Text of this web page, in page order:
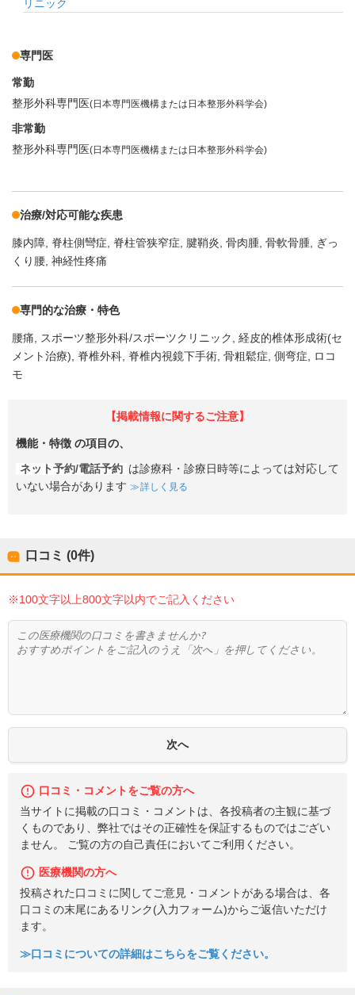
リニック
専門医
常勤
整形外科専門医(日本専門医機構または日本整形外科学会)
非常勤
整形外科専門医(日本専門医機構または日本整形外科学会)
治療/対応可能な疾患
膝内障 脊柱側彎症 脊柱管狭窄症 腱鞘炎 骨肉腫 骨軟骨腫
ぎっ
くり腰 神経性疼痛
専門的な治療・特色
腰痛 スポーツ整形外科/スポーツクリニック
経皮的椎体形成術(セ
メント治療)
脊椎外科 脊椎内視鏡下手術 骨粗鬆症 側弯症
ロコ
モ
【掲載情報に関するご注意】
機能・特徴 の項目の、
ネット予約/電話予約 は診療科・診療日時等によっては対応して
いない場合があります
詳しく見る
口コミ (0件)
※100文字以上800文字以内でご記入ください
口コミ・コメントをご覧の方へ
当サイトに掲載の口コミ・コメントは、各投稿者の主観に基づ
くものであり、弊社ではその正確性を保証するものではござい
ません。 ご覧の方の自己責任においてご利用ください。
医療機関の方へ
投稿された口コミに関してご意見・コメントがある場合は、各
口コミの末尾にあるリンク(入力フォーム)からご返信いただけ
ます。
≫口コミについての詳細はこちらをご覧ください。